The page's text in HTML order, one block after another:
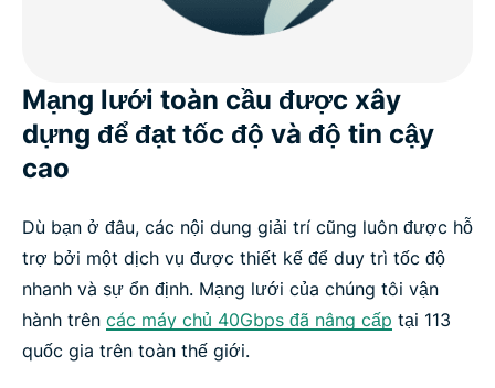
Mạng lưới toàn cầu được xây
dựng để đạt tốc độ và độ tin cậy
cao
Dù bạn ở đâu, các nội dung giải trí cũng luôn được hỗ
trợ bởi một dịch vụ được thiết kế để duy trì tốc độ
nhanh và sự ổn định. Mạng lưới của chúng tôi vận
hành trên các máy chủ 40Gbps đã nâng cấp tại 113
quốc gia trên toàn thế giới.